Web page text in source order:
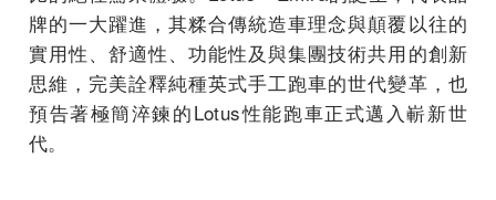
牌的一大躍進，其糅合傳統造車理念與顛覆以往的
實用性、舒適性、功能性及與集團技術共用的創新
思維，完美詮釋純種英式手工跑車的世代變革，也
預告著極簡淬鍊的Lotus性能跑車正式邁入嶄新世
代。